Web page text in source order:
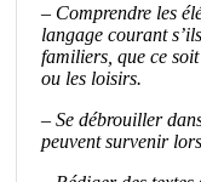
– Comprendre les
langage courant
familiers, que ce
ou les loisirs.
– Se débrouiller
peuvent survenir